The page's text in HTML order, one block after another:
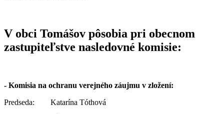
V obci Tomášov pôsobia pri obecnom
zastupiteľstve nasledovné komisie:
- Komisia na ochranu verejného záujmu v zložení:
Predseda: Katarína Tóthová